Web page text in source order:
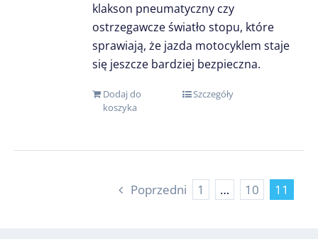
klakson pneumatyczny czy
ostrzegawcze światło stopu, które
sprawiają, że jazda motocyklem staje
się jeszcze bardziej bezpieczna.
Dodaj do
koszyka
Szczegóły
Poprzedni 1 … 10 11